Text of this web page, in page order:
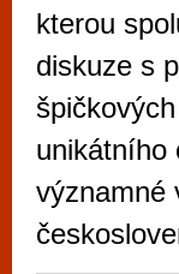
kterou
diskuze s
unikátního
významné
vyzkoušet
metropoli
po